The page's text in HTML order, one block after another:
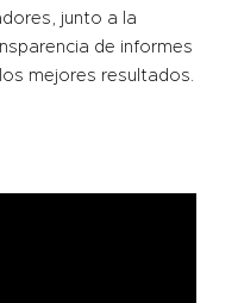
junto a la
de informes
mejores resultados.